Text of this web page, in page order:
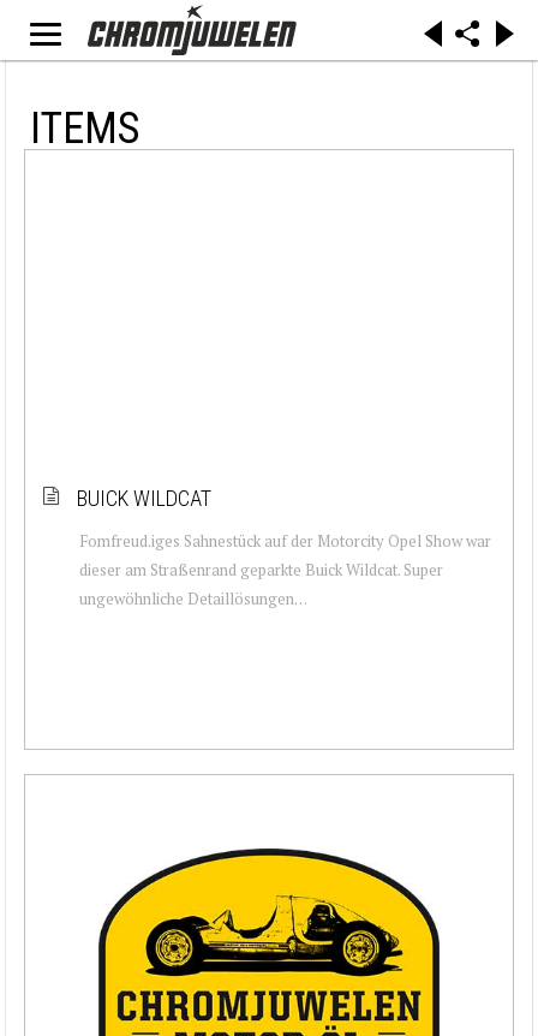
ITEMS
BUICK WILDCAT
Fomfreud.iges Sahnestück auf der Motorcity Opel Show war
dieser am Straßenrand geparkte Buick Wildcat. Super
ungewöhnliche Detaillösungen…